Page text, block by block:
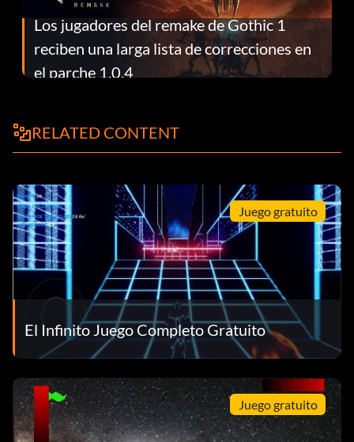
Los jugadores del remake de Gothic 1
reciben una larga lista de correcciones en
el parche 1.0.4
RELATED CONTENT
Juego gratuito
El Infinito Juego Completo Gratuito
Juego gratuito